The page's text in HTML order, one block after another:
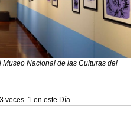
Nacional de las Culturas del
veces. 1 en este Día.